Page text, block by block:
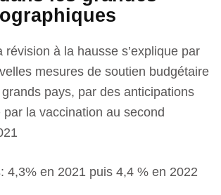
révision à la hausse s’explique par
mesures de soutien budgétaire
pays, par des anticipations
la vaccination au second
4,3% en 2021 puis 4,4 % en 2022